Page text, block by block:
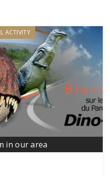
ACTIVITY
in our area